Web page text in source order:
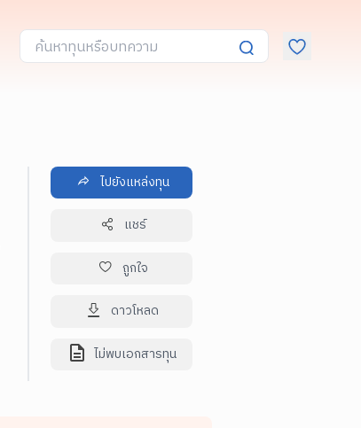
ไปยังแหล่งทุน
แชร์
ถูกใจ
ดาวโหลด
ไม่พบเอกสารทุน